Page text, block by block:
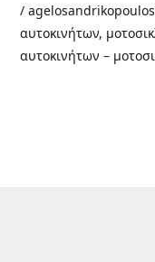
/
αυτοκινήτων,
αυτοκινήτων –